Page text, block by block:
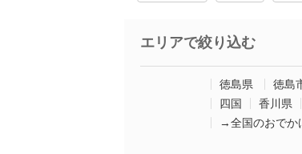
エリアで絞り込む
徳島県
徳島
四国
香川県
→全国のおでか